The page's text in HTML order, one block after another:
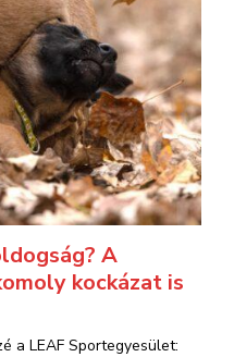
A
kockázat is
a LEAF Sportegyesület: